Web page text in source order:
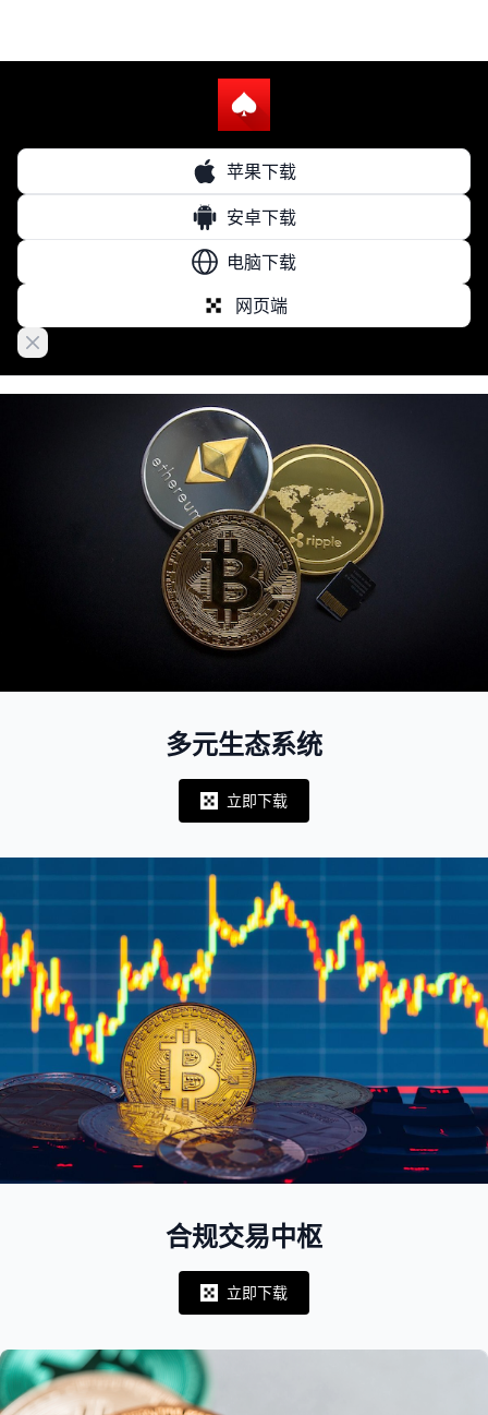
苹果下载
安卓下载
电脑下载
网页端
Close banner
多元生态系统
Notifications
立即下载
合规交易中枢
Notifications
立即下载